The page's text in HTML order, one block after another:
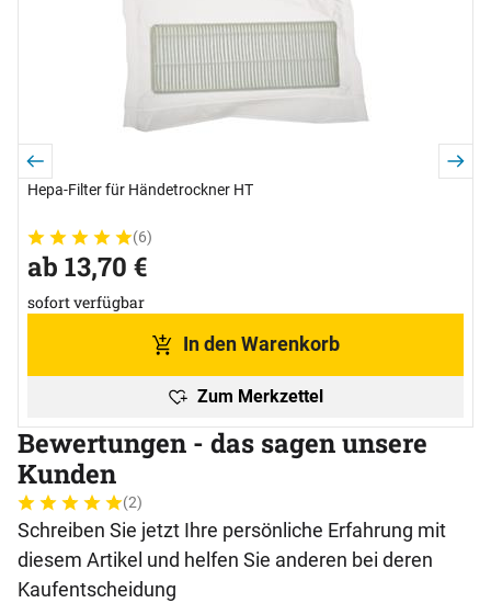
Hepa-Filter für Händetrockner HT
Bewertung: 5 von 5 (6 Bewertungen)
6 Bewertungen
(6)
ab:
ab 13,70 €
sofort verfügbar
In den Warenkorb
Zum Merkzettel
Bewertungen - das sagen unsere
Kunden
Bewertung: 5 von 5 (2 Bewertungen)
2 Bewertungen
(2)
Schreiben Sie jetzt Ihre persönliche Erfahrung mit
diesem Artikel und helfen Sie anderen bei deren
Kaufentscheidung